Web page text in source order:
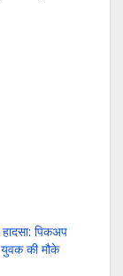
हादसा: पिकअप
की मौके